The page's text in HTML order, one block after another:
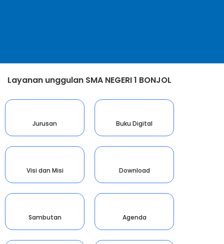
Layanan unggulan SMA NEGERI 1 BONJOL
Jurusan Buku Digital
Visi dan Misi Download
Sambutan Agenda